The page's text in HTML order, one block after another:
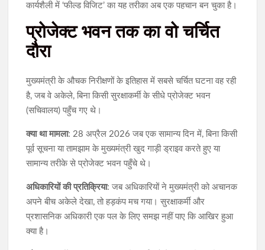
कार्यशैली में ‘फील्ड विजिट’ का यह तरीका अब एक पहचान बन चुका है।
प्रोजेक्ट भवन तक का वो चर्चित
दौरा
मुख्यमंत्री के औचक निरीक्षणों के इतिहास में सबसे चर्चित घटना वह रही
है, जब वे अकेले, बिना किसी सुरक्षाकर्मी के सीधे प्रोजेक्ट भवन
(सचिवालय) पहुँच गए थे।
क्या था मामला: 28 अप्रैल 2026 जब एक सामान्य दिन में, बिना किसी
पूर्व सूचना या तामझाम के मुख्यमंत्री खुद गाड़ी ड्राइव करते हुए या
सामान्य तरीके से प्रोजेक्ट भवन पहुँचे थे।
अधिकारियों की प्रतिक्रिया: जब अधिकारियों ने मुख्यमंत्री को अचानक
अपने बीच अकेले देखा, तो हड़कंप मच गया। सुरक्षाकर्मी और
प्रशासनिक अधिकारी एक पल के लिए समझ नहीं पाए कि आखिर हुआ
क्या है।